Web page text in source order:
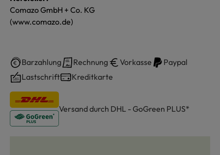
Comazo GmbH + Co. KG
(www.comazo.de)
Barzahlung Rechnung Vorkasse
Paypal
Lastschrift
Kreditkarte
Versand durch DHL - GoGreen PLUS*